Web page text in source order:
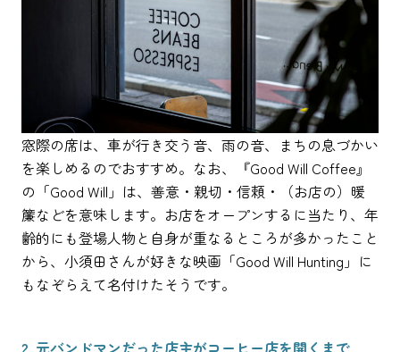
窓際の席は、車が行き交う音、雨の音、まちの息づかい
を楽しめるのでおすすめ。なお、『Good Will Coffee』
の「Good Will」は、善意・親切・信頼・（お店の）暖
簾などを意味します。お店をオープンするに当たり、年
齢的にも登場人物と自身が重なるところが多かったこと
から、小須田さんが好きな映画「Good Will Hunting」に
もなぞらえて名付けたそうです。
2. 元バンドマンだった店主がコーヒー店を開くまで